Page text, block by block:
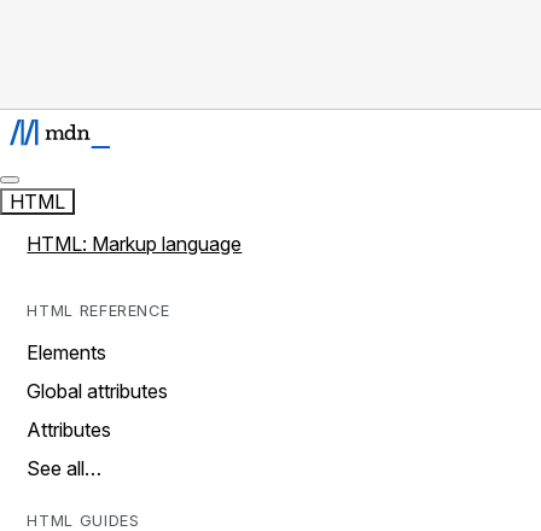
HTML
HTML: Markup language
HTML REFERENCE
Elements
Global attributes
Attributes
See all…
HTML GUIDES